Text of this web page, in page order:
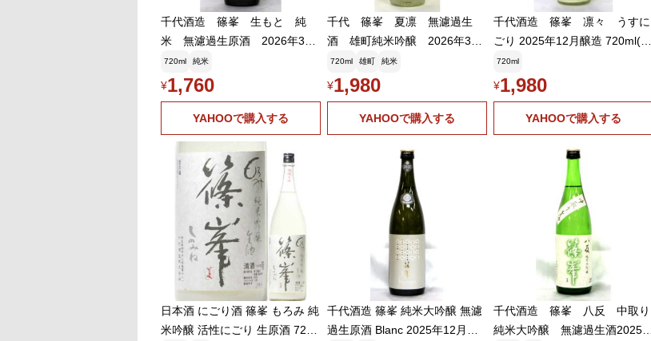
千代酒造 篠峯 生もと 純
米 無濾過生原酒 2026年3月
醸造 720ml(要冷蔵品です。ク
ール便を選択してください)
720ml 純米
¥1,760
YAHOOで購入する
千代 篠峯 夏凛 無濾過生
酒 雄町純米吟醸 2026年3月
醸造 720ml(要冷蔵品です。ク
ール便を選択してください)
720ml 雄町 純米
¥1,980
YAHOOで購入する
千代酒造 篠峯 凛々 うすに
ごり 2025年12月醸造 720ml(要
冷蔵品です。クール便を選択し
てください)
720ml
¥1,980
YAHOOで購入する
日本酒 にごり酒 篠峯 もろみ 純
米吟醸 活性にごり 生原酒 720
千代酒造 篠峯 純米大吟醸 無濾
過生原酒 Blanc 2025年12月醸
千代酒造 篠峯 八反 中取り
純米大吟醸 無濾過生酒2025年